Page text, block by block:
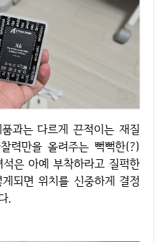
력만을 올려주는 뻑뻑한(?)
은 아예 부착하라고 질퍽한
되면 위치를 신중하게 결정
.